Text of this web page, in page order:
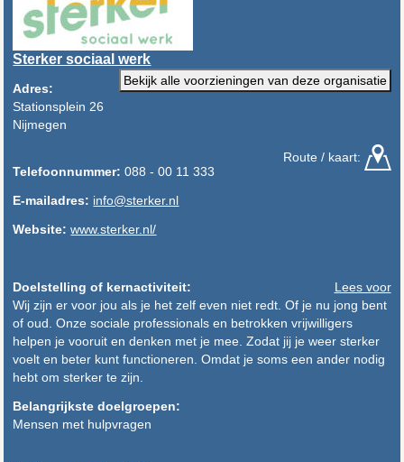
Sterker sociaal werk
Bekijk alle voorzieningen van deze organisatie
Adres:
Stationsplein 26
Nijmegen
Route / kaart:
Telefoonnummer: 088 - 00 11 333
E-mailadres: info@sterker.nl
Website: www.sterker.nl/
Lees voor
Doelstelling of kernactiviteit:
Wij zijn er voor jou als je het zelf even niet redt. Of je nu jong bent
of oud. Onze sociale professionals en betrokken vrijwilligers
helpen je vooruit en denken met je mee. Zodat jij je weer sterker
voelt en beter kunt functioneren. Omdat je soms een ander nodig
hebt om sterker te zijn.
Belangrijkste doelgroepen:
Mensen met hulpvragen